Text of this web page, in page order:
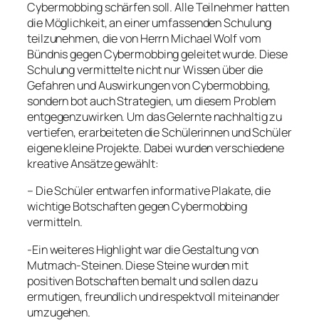
Cybermobbing schärfen soll. Alle Teilnehmer hatten
die Möglichkeit, an einer umfassenden Schulung
teilzunehmen, die von Herrn Michael Wolf vom
Bündnis gegen Cybermobbing geleitet wurde. Diese
Schulung vermittelte nicht nur Wissen über die
Gefahren und Auswirkungen von Cybermobbing,
sondern bot auch Strategien, um diesem Problem
entgegenzuwirken. Um das Gelernte nachhaltig zu
vertiefen, erarbeiteten die Schülerinnen und Schüler
eigene kleine Projekte. Dabei wurden verschiedene
kreative Ansätze gewählt:
– Die Schüler entwarfen informative Plakate, die
wichtige Botschaften gegen Cybermobbing
vermitteln.
-Ein weiteres Highlight war die Gestaltung von
Mutmach-Steinen. Diese Steine wurden mit
positiven Botschaften bemalt und sollen dazu
ermutigen, freundlich und respektvoll miteinander
umzugehen.